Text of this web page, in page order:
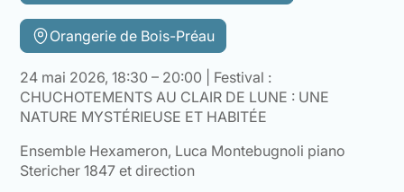
Orangerie de Bois-Préau
24 mai 2026, 18:30 – 20:00 | Festival :
CHUCHOTEMENTS AU CLAIR DE LUNE : UNE
NATURE MYSTÉRIEUSE ET HABITÉE
Ensemble Hexameron, Luca Montebugnoli piano
Stericher 1847 et direction